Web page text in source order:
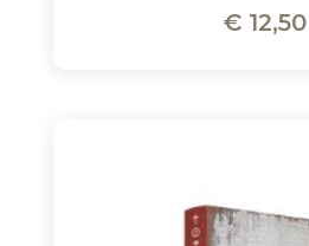
€ 12,50